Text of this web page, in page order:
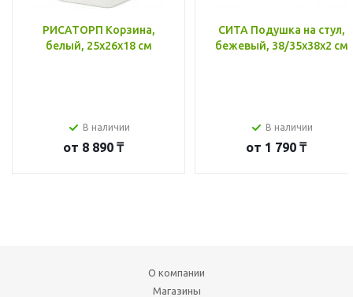
РИСАТОРП Корзина,
белый, 25x26x18 см
В наличии
от 8 890 ₸
СИТА Подушка на стул,
бежевый, 38/35x38x2 см
В наличии
от 1 790 ₸
О компании
Магазины